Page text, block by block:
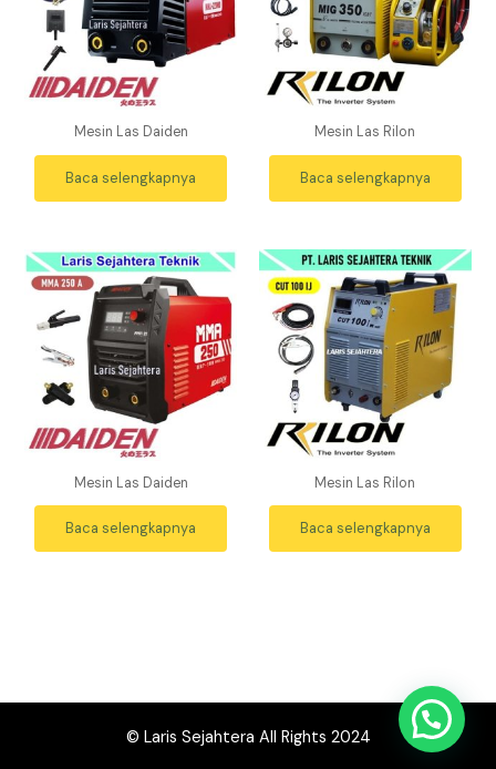
Mesin Las Daiden
Baca selengkapnya
Mesin Las Rilon
Baca selengkapnya
Mesin Las Daiden
Baca selengkapnya
Mesin Las Rilon
Baca selengkapnya
© Laris Sejahtera All Rights 2024